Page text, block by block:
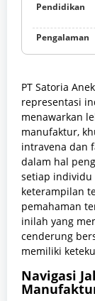
Pendidikan
Pengalaman
PT Satoria
representasi
menawarkan
manufaktur,
intravena dan
dalam hal
setiap
keterampilan
pemahaman
inilah yang
cenderung
memiliki
Navigasi